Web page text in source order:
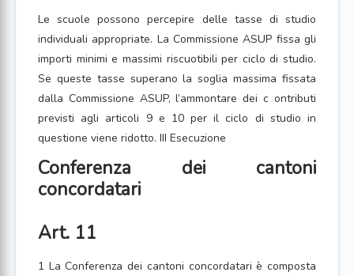
Le scuole possono percepire delle tasse di studio
individuali appropriate. La Commissione ASUP fissa gli
importi minimi e massimi riscuotibili per ciclo di studio.
Se queste tasse superano la soglia massima fissata
dalla Commissione ASUP, l’ammontare dei c ontributi
previsti agli articoli 9 e 10 per il ciclo di studio in
questione viene ridotto. III Esecuzione
Conferenza dei cantoni
concordatari
Art. 11
1 La Conferenza dei cantoni concordatari è composta